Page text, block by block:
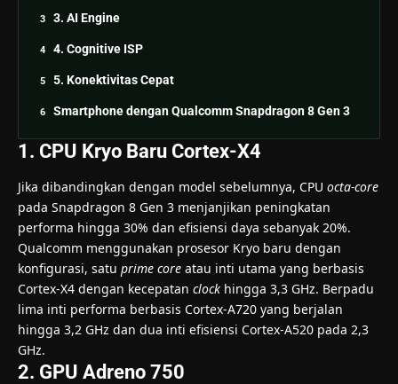
3. AI Engine
4. Cognitive ISP
5. Konektivitas Cepat
Smartphone dengan Qualcomm Snapdragon 8 Gen 3
1. CPU Kryo Baru Cortex-X4
Jika dibandingkan dengan model sebelumnya, CPU octa-core
pada Snapdragon 8 Gen 3 menjanjikan peningkatan
performa hingga 30% dan efisiensi daya sebanyak 20%.
Qualcomm menggunakan prosesor Kryo baru dengan
konfigurasi, satu prime core atau inti utama yang berbasis
Cortex-X4 dengan kecepatan clock hingga 3,3 GHz. Berpadu
lima inti performa berbasis Cortex-A720 yang berjalan
hingga 3,2 GHz dan dua inti efisiensi Cortex-A520 pada 2,3
GHz.
2. GPU Adreno 750